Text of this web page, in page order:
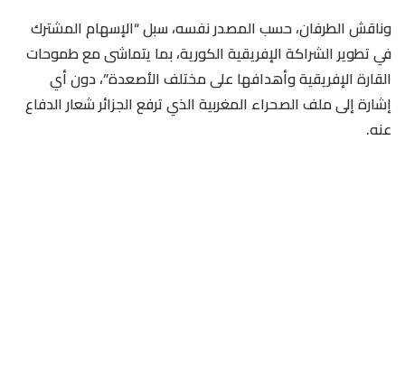
وناقش الطرفان، حسب المصدر نفسه، سبل “الإسهام المشترك
في تطوير الشراكة الإفريقية الكورية، بما يتماشى مع طموحات
القارة الإفريقية وأهدافها على مختلف الأصعدة”، دون أي
إشارة إلى ملف الصحراء المغربية الذي ترفع الجزائر شعار الدفاع
عنه.